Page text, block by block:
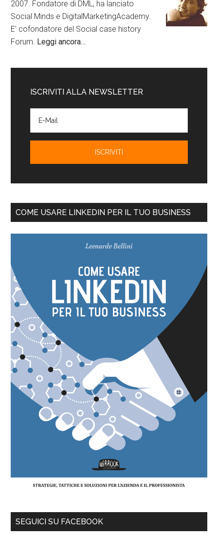
2007. Fondatore di DML, ha lanciato
Social Minds e DigitalMarketingAcademy.
E' cofondatore del Social case history
Forum. Leggi ancora…
ISCRIVITI ALLA NEWSLETTER
COME USARE LINKEDIN PER IL TUO BUSINESS
SEGUICI SU FACEBOOK